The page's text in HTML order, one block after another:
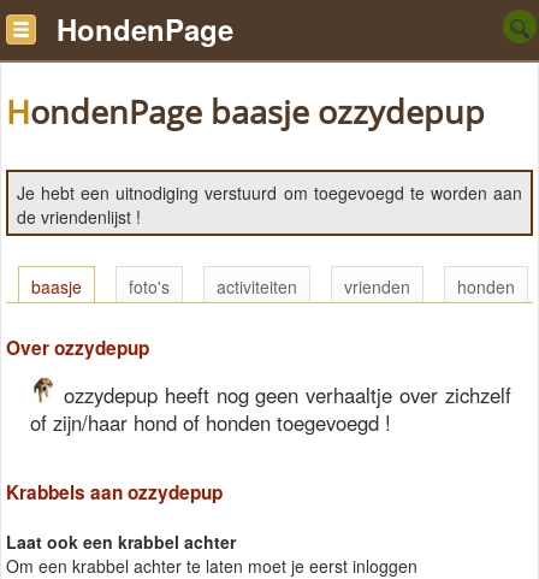
HondenPage
HondenPage baasje ozzydepup
Je hebt een uitnodiging verstuurd om toegevoegd te worden aan
de vriendenlijst !
baasje foto's activiteiten vrienden honden
Over ozzydepup
ozzydepup heeft nog geen verhaaltje over zichzelf
of zijn/haar hond of honden toegevoegd !
Krabbels aan ozzydepup
Laat ook een krabbel achter
Om een krabbel achter te laten moet je eerst inloggen